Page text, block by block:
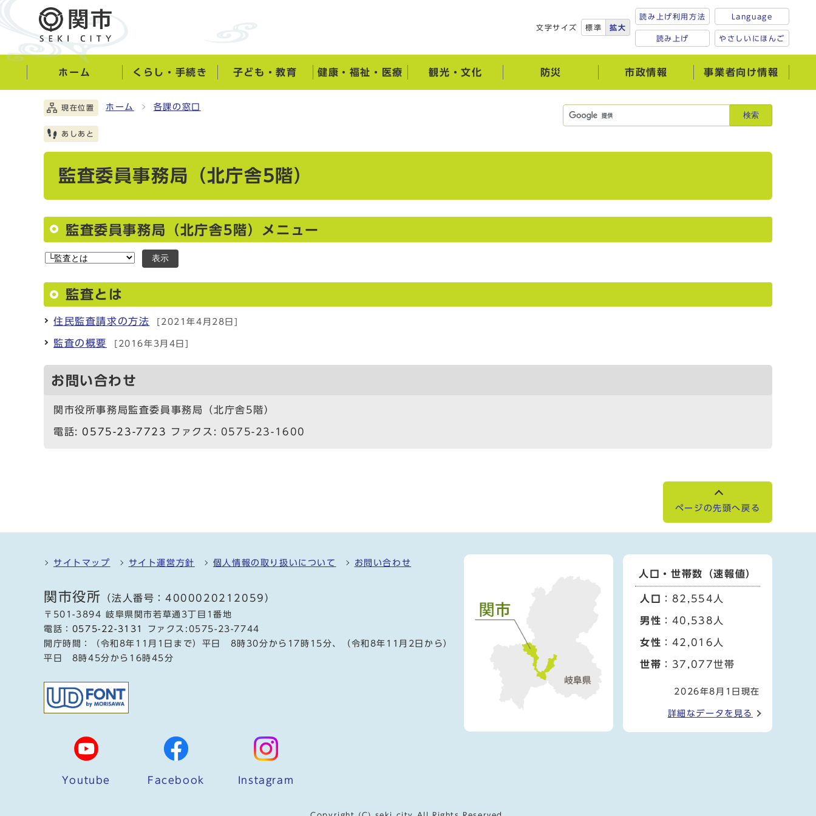
文字サイズ 標準 拡大
読み上げ利用方法
読み上げ
Language
やさしいにほんご
ホーム くらし・手続き 子ども・教育 健康・福祉・医療 観光・文化 防災 市政情報 事業者向け情報
検索
現在位置 ホーム 各課の窓口
あしあと
監査委員事務局（北庁舎5階）
監査委員事務局（北庁舎5階）メニュー
表示
監査とは
住民監査請求の方法 [2021年4月28日]
監査の概要 [2016年3月4日]
お問い合わせ
関市役所事務局監査委員事務局（北庁舎5階）
電話: 0575-23-7723 ファクス: 0575-23-1600
ページの先頭へ戻る
サイトマップ サイト運営方針 個人情報の取り扱いについて お問い合わせ
関市役所 （法人番号：4000020212059）
〒501-3894 岐阜県関市若草通3丁目1番地
電話： 0575-22-3131
ファクス:0575-23-7744
開庁時間：（令和8年11月1日まで）平日 8時30分から17時15分、（令和8年11月2日から）
平日 8時45分から16時45分
Youtube Facebook Instagram
人口・世帯数（速報値）
人口 ：82,554人
男性 ：40,538人
女性 ：42,016人
世帯 ：37,077世帯
2026年8月1日現在
詳細なデータを見る